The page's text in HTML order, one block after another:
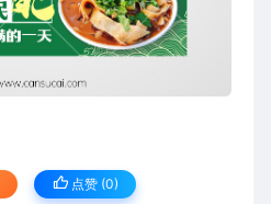
点赞 (0)